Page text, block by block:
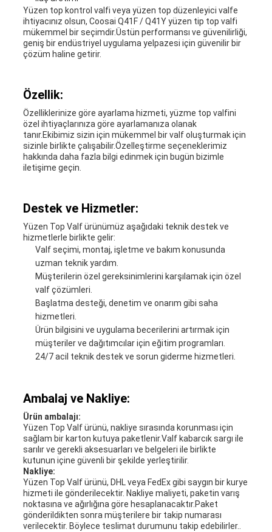
Yüzen top kontrol valfi veya yüzen top düzenleyici valfe
ihtiyacınız olsun, Coosai Q41F / Q41Y yüzen tip top valfi
mükemmel bir seçimdir.Üstün performansı ve güvenilirliği,
geniş bir endüstriyel uygulama yelpazesi için güvenilir bir
çözüm haline getirir.
Özellik:
Özelliklerinize göre ayarlama hizmeti, yüzme top valfini
özel ihtiyaçlarınıza göre ayarlamanıza olanak
tanır.Ekibimiz sizin için mükemmel bir valf oluşturmak için
sizinle birlikte çalışabilir.Özelleştirme seçeneklerimiz
hakkında daha fazla bilgi edinmek için bugün bizimle
iletişime geçin.
Destek ve Hizmetler:
Yüzen Top Valf ürünümüz aşağıdaki teknik destek ve
hizmetlerle birlikte gelir:
Valf seçimi, montaj, işletme ve bakım konusunda
uzman teknik yardım.
Müşterilerin özel gereksinimlerini karşılamak için özel
valf çözümleri.
Başlatma desteği, denetim ve onarım gibi saha
hizmetleri.
Ürün bilgisini ve uygulama becerilerini artırmak için
müşteriler ve dağıtımcılar için eğitim programları.
24/7 acil teknik destek ve sorun giderme hizmetleri.
Ambalaj ve Nakliye:
Ürün ambalajı:
Yüzen Top Valf ürünü, nakliye sırasında korunması için
sağlam bir karton kutuya paketlenir.Valf kabarcık sargı ile
sarılır ve gerekli aksesuarları ve belgeleri ile birlikte
kutunun içine güvenli bir şekilde yerleştirilir.
Nakliye:
Yüzen Top Valf ürünü, DHL veya FedEx gibi saygın bir kurye
hizmeti ile gönderilecektir. Nakliye maliyeti, paketin varış
noktasına ve ağırlığına göre hesaplanacaktır.Paket
gönderildikten sonra müşterilere bir takip numarası
verilecektir. Böylece teslimat durumunu takip edebilirler..